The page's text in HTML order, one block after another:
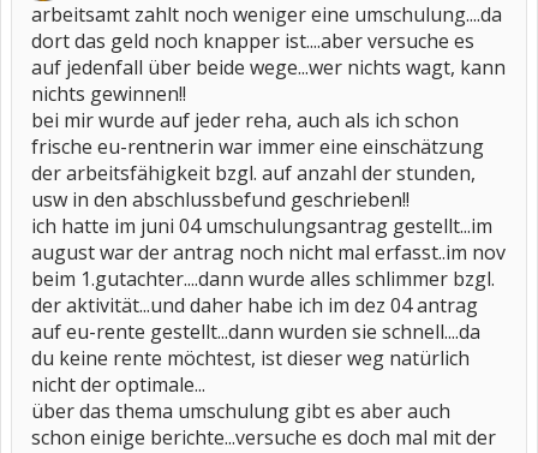
arbeitsamt zahlt noch weniger eine umschulung....da
dort das geld noch knapper ist....aber versuche es
auf jedenfall über beide wege...wer nichts wagt, kann
nichts gewinnen!!
bei mir wurde auf jeder reha, auch als ich schon
frische eu-rentnerin war immer eine einschätzung
der arbeitsfähigkeit bzgl. auf anzahl der stunden,
usw in den abschlussbefund geschrieben!!
ich hatte im juni 04 umschulungsantrag gestellt...im
august war der antrag noch nicht mal erfasst..im nov
beim 1.gutachter....dann wurde alles schlimmer bzgl.
der aktivität...und daher habe ich im dez 04 antrag
auf eu-rente gestellt...dann wurden sie schnell....da
du keine rente möchtest, ist dieser weg natürlich
nicht der optimale...
über das thema umschulung gibt es aber auch
schon einige berichte...versuche es doch mal mit der